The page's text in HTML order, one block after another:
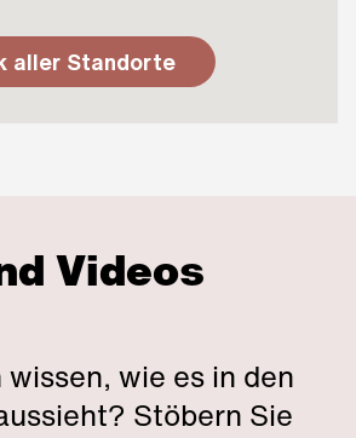
aller Standorte
Videos
wie es in den
Stöbern Sie